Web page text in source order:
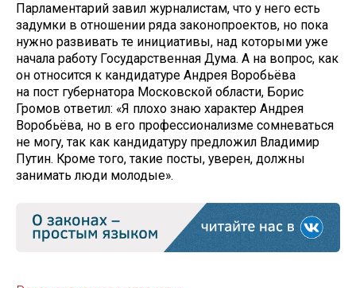
Парламентарий завил журналистам, что у него есть
задумки в отношении ряда законопроектов, но пока
нужно развивать те инициативы, над которыми уже
начала работу Государственная Дума. А на вопрос, как
он относится к кандидатуре Андрея Воробьёва
на пост губернатора Московской области, Борис
Громов ответил: «Я плохо знаю характер Андрея
Воробьёва, но в его профессионализме сомневаться
не могу, так как кандидатуру предложил Владимир
Путин. Кроме того, такие посты, уверен, должны
занимать люди молодые».